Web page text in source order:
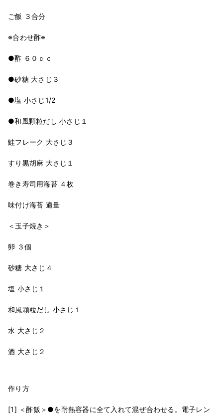
ご飯 ３合分
※合わせ酢※
●酢 ６０ｃｃ
●砂糖 大さじ３
●塩 小さじ1/2
●和風顆粒だし 小さじ１
鮭フレーク 大さじ３
すり黒胡麻 大さじ１
巻き寿司用海苔 ４枚
味付け海苔 適量
＜玉子焼き＞
卵 ３個
砂糖 大さじ４
塩 小さじ１
和風顆粒だし 小さじ１
水 大さじ２
酒 大さじ２
作り方
[1] ＜酢飯＞●を耐熱容器に全て入れて混ぜ合わせる。電子レン